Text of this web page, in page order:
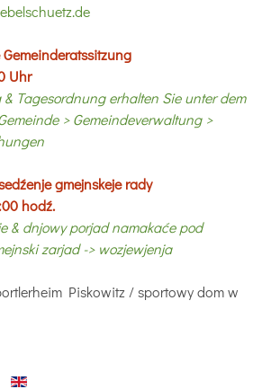
Uhr
Tagesordnung erhalten Sie unter dem
> Gemeindeverwaltung >
gmejnskeje rady
hodź.
& dnjowy porjad namakaće pod
zarjad -> wozjewjenja
Piskowitz / sportowy dom w